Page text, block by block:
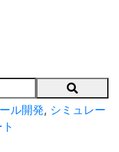
Search
ル開発, シミュレー